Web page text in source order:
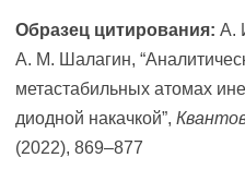
Образец цитирования: А.
А. М. Шалагин,
метастабильных атомах
диодной накачкой”,
(2022), 869–877